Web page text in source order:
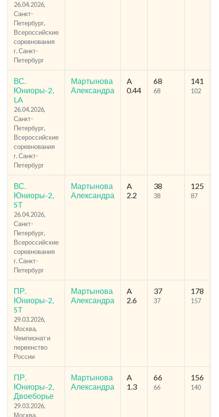
26.04.2026,
Санкт-
Петербург,
Всероссийские
соревнования
г. Санкт-
Петербург
ВС.
Юниоры-2,
LA
26.04.2026,
Санкт-
Петербург,
Всероссийские
соревнования
г. Санкт-
Петербург
Мартынова
Александра
A
0.44
68
68
141
102
ВС.
Юниоры-2,
ST
26.04.2026,
Санкт-
Петербург,
Всероссийские
соревнования
г. Санкт-
Петербург
Мартынова
Александра
A
2.2
38
38
125
87
ПР.
Юниоры-2,
ST
29.03.2026,
Москва,
Чемпионат и
первенство
России
Мартынова
Александра
A
2.6
37
37
178
157
ПР.
Юниоры-2,
Двоеборье
29.03.2026,
Москва,
Мартынова
Александра
A
1.3
66
66
156
140